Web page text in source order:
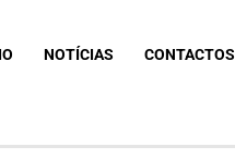
NOTÍCIAS CONTACTOS